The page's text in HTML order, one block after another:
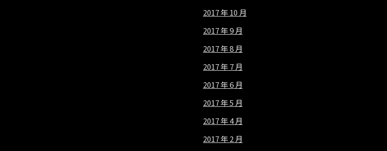
2017 年 10 月
2017 年 9 月
2017 年 8 月
2017 年 7 月
2017 年 6 月
2017 年 5 月
2017 年 4 月
2017 年 2 月